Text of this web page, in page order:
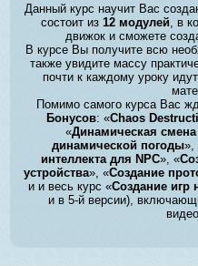
Данный курс научит Вас
состоит из 12 модулей, в
движок и сможете
В курсе Вы получите всю
также увидите массу
почти к каждому уроку
Помимо самого курса Вас
Бонусов: «Chaos
«Динамическая
динамической погоды»,
интеллекта для NPC», «
устройства», «Создание
и и весь курс «Создание игр
и в 5-й версии),